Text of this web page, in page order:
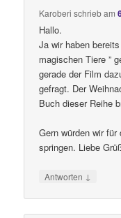
Karoberi schriebam
Hallo.
Ja wir haben
magischen Tiere ”
gerade der Film
gefragt. Der
Buch dieser Reihe
Gern würden wir
springen. Liebe
Antworten ↓